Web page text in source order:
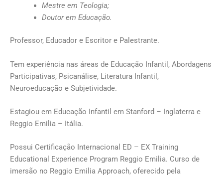
Mestre em Teologia;
Doutor em Educação.
Professor, Educador e Escritor e Palestrante.
Tem experiência nas áreas de Educação Infantil, Abordagens
Participativas, Psicanálise, Literatura Infantil,
Neuroeducação e Subjetividade.
Estagiou em Educação Infantil em Stanford – Inglaterra e
Reggio Emilia – Itália.
Possui Certificação Internacional ED – EX Training
Educational Experience Program Reggio Emilia. Curso de
imersão no Reggio Emilia Approach, oferecido pela